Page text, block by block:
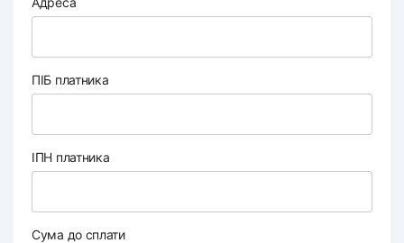
ПІБ платника
ІПН платника
Сума до сплати